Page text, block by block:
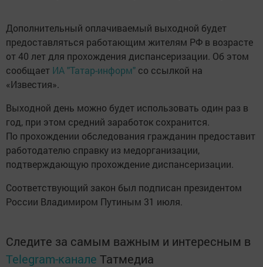
Дополнительный оплачиваемый выходной будет
предоставляться работающим жителям РФ в возрасте
от 40 лет для прохождения диспансеризации. Об этом
сообщает ИА "Татар-информ" со ссылкой на
«Известия».
Выходной день можно будет использовать один раз в
год, при этом средний заработок сохранится.
По прохождении обследования гражданин предоставит
работодателю справку из медорганизации,
подтверждающую прохождение диспансеризации.
Соответствующий закон был подписан президентом
России Владимиром Путиным 31 июля.
Следите за самым важным и интересным в
Telegram-канале Татмедиа